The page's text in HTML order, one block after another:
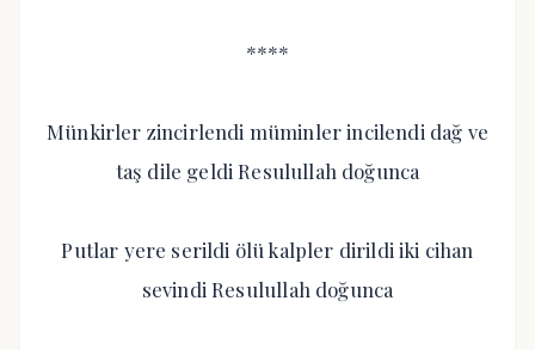
****
Münkirler zincirlendi müminler incilendi dağ ve
taş dile geldi Resulullah doğunca
Putlar yere serildi ölü kalpler dirildi iki cihan
sevindi Resulullah doğunca